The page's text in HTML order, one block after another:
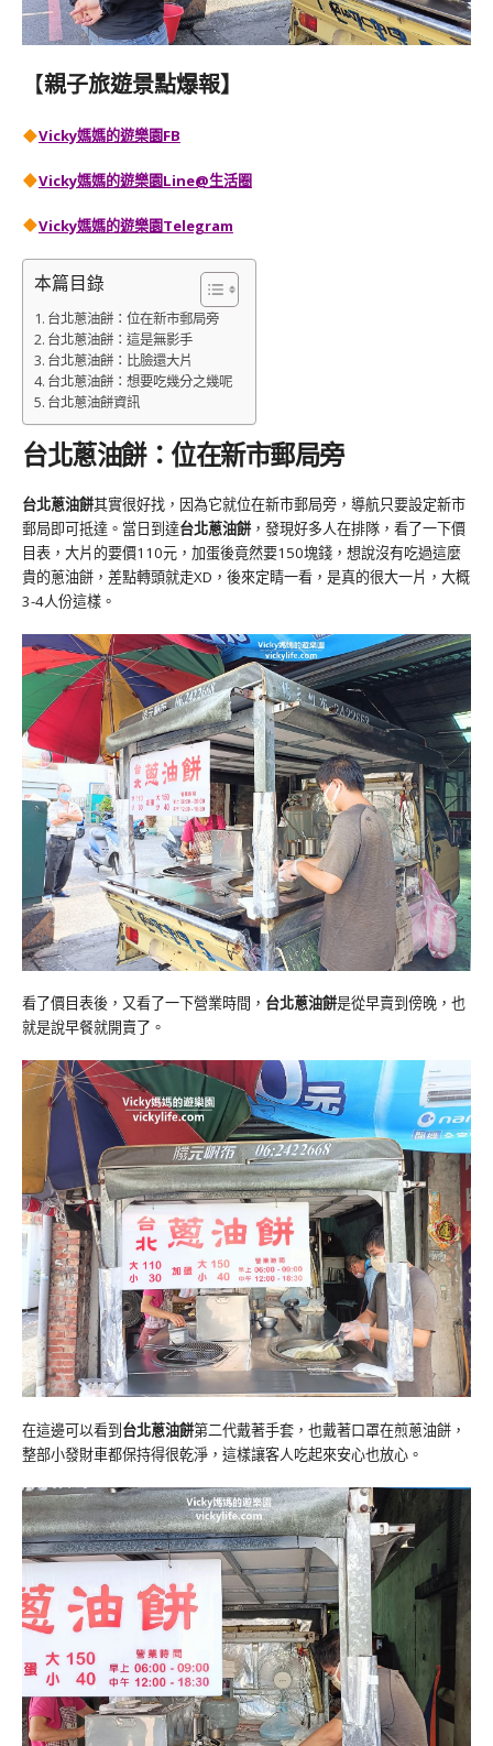
【親子旅遊景點爆報】
Vicky媽媽的遊樂園FB
Vicky媽媽的遊樂園Line@生活圈
Vicky媽媽的遊樂園Telegram
本篇目錄
台北蔥油餅：位在新市郵局旁
台北蔥油餅：這是無影手
台北蔥油餅：比臉還大片
台北蔥油餅：想要吃幾分之幾呢
台北蔥油餅資訊
台北蔥油餅：位在新市郵局旁
台北蔥油餅其實很好找，因為它就位在新市郵局旁，導航只要設定新市
郵局即可抵達。當日到達台北蔥油餅，發現好多人在排隊，看了一下價
目表，大片的要價110元，加蛋後竟然要150塊錢，想說沒有吃過這麼
貴的蔥油餅，差點轉頭就走XD，後來定睛一看，是真的很大一片，大概
3-4人份這樣。
看了價目表後，又看了一下營業時間， 台北蔥油餅是從早賣到傍晚，也
就是說早餐就開賣了。
在這邊可以看到台北蔥油餅第二代戴著手套，也戴著口罩在煎蔥油餅，
整部小發財車都保持得很乾淨，這樣讓客人吃起來安心也放心。